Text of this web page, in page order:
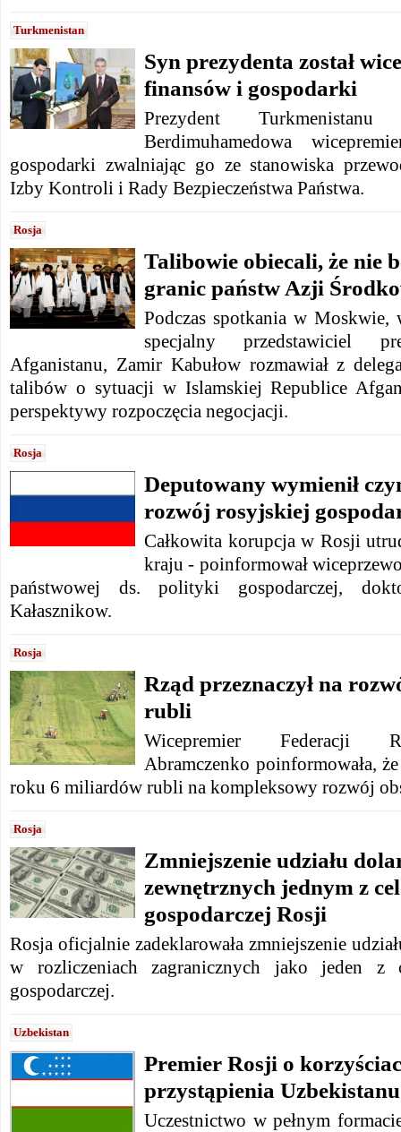
Turkmenistan
Syn prezydenta został
finansów i gospodarki
Prezydent Turkmenistanu
Berdimuhamedowa
gospodarki zwalniając go ze stanowiska
Izby Kontroli i Rady Bezpieczeństwa Państwa.
Rosja
Talibowie obiecali, że nie
granic państw Azji
Podczas spotkania w
specjalny przedstawiciel
Afganistanu, Zamir Kabułow rozmawiał z
talibów o sytuacji w Islamskiej Republice
perspektywy rozpoczęcia negocjacji.
Rosja
Deputowany wymienił
rozwój rosyjskiej
Całkowita korupcja w Rosji
kraju - poinformował
państwowej ds. polityki gospodarczej,
Kałasznikow.
Rosja
Rząd przeznaczył na
rubli
Wicepremier Federacji
Abramczenko poinformowała,
roku 6 miliardów rubli na kompleksowy rozwój
Rosja
Zmniejszenie udziału
zewnętrznych jednym z
gospodarczej Rosji
Rosja oficjalnie zadeklarowała zmniejszenie
w rozliczeniach zagranicznych jako jeden
gospodarczej.
Uzbekistan
Premier Rosji o
przystąpienia
Uczestnictwo w pełnym